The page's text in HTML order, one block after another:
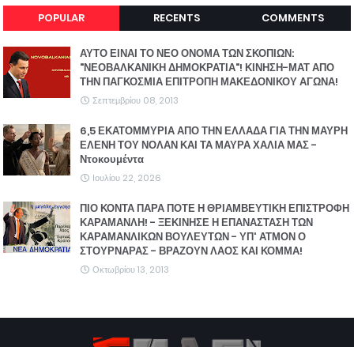
POPULAR RECENTS COMMENTS
ΑΥΤΟ ΕΙΝΑΙ ΤΟ ΝΕΟ ΟΝΟΜΑ ΤΩΝ ΣΚΟΠΙΩΝ:
"ΝΕΟΒΑΛΚΑΝΙΚΗ ΔΗΜΟΚΡΑΤΙΑ"! ΚΙΝΗΣΗ-ΜΑΤ ΑΠΟ
ΤΗΝ ΠΑΓΚΟΣΜΙΑ ΕΠΙΤΡΟΠΗ ΜΑΚΕΔΟΝΙΚΟΥ ΑΓΩΝΑ!
Σεπτεμβρίου 08, 2013
6,5 ΕΚΑΤΟΜΜΥΡΙΑ ΑΠΟ ΤΗΝ ΕΛΛΑΔΑ ΓΙΑ ΤΗΝ ΜΑΥΡΗ
ΕΛΕΝΗ ΤΟΥ ΝΟΛΑΝ ΚΑΙ ΤΑ ΜΑΥΡΑ ΧΑΛΙΑ ΜΑΣ -
Ντοκουμέντα
Ιουλίου 22, 2026
ΠΙΟ ΚΟΝΤΑ ΠΑΡΑ ΠΟΤΕ Η ΘΡΙΑΜΒΕΥΤΙΚΗ ΕΠΙΣΤΡΟΦΗ
ΚΑΡΑΜΑΝΛΗ! - ΞΕΚΙΝΗΣΕ Η ΕΠΑΝΑΣΤΑΣΗ ΤΩΝ
ΚΑΡΑΜΑΝΛΙΚΩΝ ΒΟΥΛΕΥΤΩΝ - ΥΠ' ΑΤΜΟΝ Ο
ΣΤΟΥΡΝΑΡΑΣ - ΒΡΑΖΟΥΝ ΛΑΟΣ ΚΑΙ ΚΟΜΜΑ!
Οκτωβρίου 13, 2013